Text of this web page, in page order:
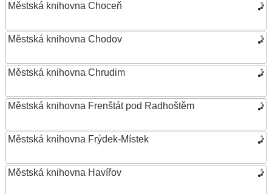
Městská knihovna Choceň
Městská knihovna Chodov
Městská knihovna Chrudim
Městská knihovna Frenštát pod Radhoštěm
Městská knihovna Frýdek-Místek
Městská knihovna Havířov